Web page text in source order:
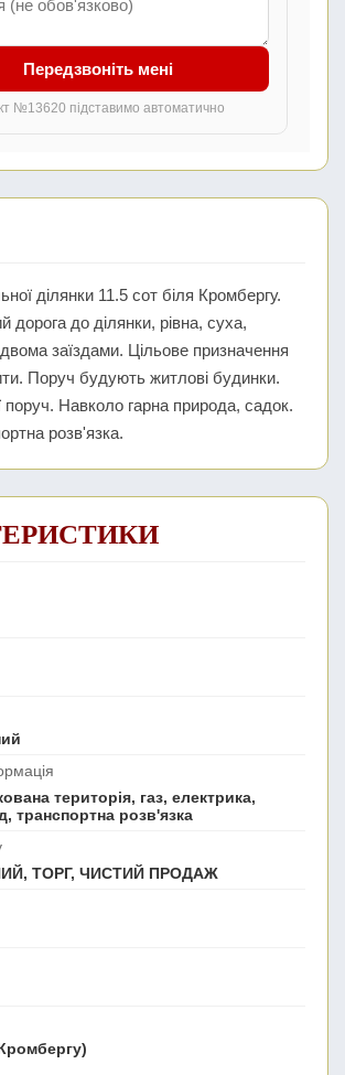
Передзвоніть мені
№13620 підставимо автоматично
ділянки 11.5 сот біля Кромбергу.
дорога до ділянки, рівна, суха,
заїздами. Цільове призначення
Поруч будують житлові будинки.
поруч. Навколо гарна природа, садок.
розв'язка.
територія, газ, електрика,
транспортна розв'язка
ТОРГ, ЧИСТИЙ ПРОДАЖ